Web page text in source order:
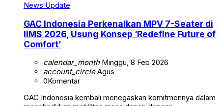
News Update
GAC Indonesia Perkenalkan MPV 7-Seater di
IIMS 2026, Usung Konsep ‘Redefine Future of
Comfort’
calendar_monthMinggu, 8 Feb 2026
account_circleAgus
0Komentar
GAC Indonesia kembali menegaskan komitmennya dalam